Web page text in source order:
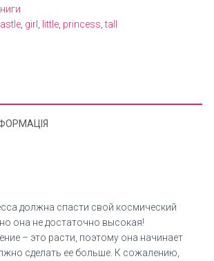
girl little princess ,tall
должна спасти свой космический
она не достаточно высокая!
– это расти, поэтому она начинает
сделать ее больше. К сожалению,